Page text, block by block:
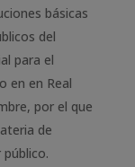
básicas
del
para el
en en Real
por el que
de